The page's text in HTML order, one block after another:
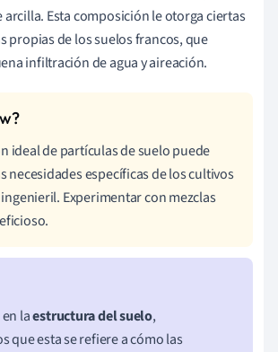
arcilla. Esta composición le otorga ciertas
propias de los suelos francos, que
infiltración de agua y aireación.
ideal de partículas de suelo puede
necesidades específicas de los cultivos
Experimentar con mezclas
laestructura del suelo,
que esta se refiere a cómo las